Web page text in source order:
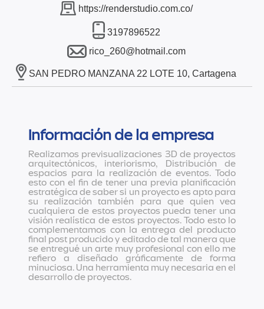
https://renderstudio.com.co/
3197896522
rico_260@hotmail.com
SAN PEDRO MANZANA 22 LOTE 10, Cartagena
Información de la empresa
Realizamos previsualizaciones 3D de proyectos
arquitectónicos, interiorismo, Distribución de
espacios para la realización de eventos. Todo
esto con el fin de tener una previa planificación
estratégica de saber si un proyecto es apto para
su realización también para que quien vea
cualquiera de estos proyectos pueda tener una
visión realística de estos proyectos. Todo esto lo
complementamos con la entrega del producto
final post producido y editado de tal manera que
se entregué un arte muy profesional con ello me
refiero a diseñado gráficamente de forma
minuciosa. Una herramienta muy necesaria en el
desarrollo de proyectos.